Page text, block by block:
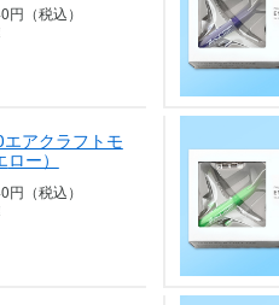
円（税込）
アクラフトモ
ロー）
円（税込）